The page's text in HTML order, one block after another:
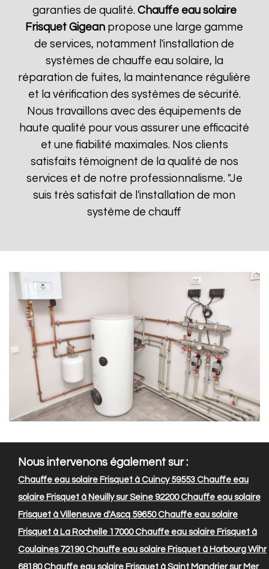
garanties de qualité. Chauffe eau solaire
Frisquet Gigean propose une large gamme
de services, notamment l'installation de
systèmes de chauffe eau solaire, la
réparation de fuites, la maintenance régulière
et la vérification des systèmes de sécurité.
Nous travaillons avec des équipements de
haute qualité pour vous assurer une efficacité
et une fiabilité maximales. Nos clients
satisfaits témoignent de la qualité de nos
services et de notre professionnalisme. "Je
suis très satisfait de l'installation de mon
système de chauff
Nous intervenons également sur :
Chauffe eau solaire Frisquet à Cuincy 59553 Chauffe eau
solaire Frisquet à Neuilly sur Seine 92200Chauffe eau solaire
Frisquet à Villeneuve d'Ascq 59650Chauffe eau solaire
Frisquet à La Rochelle 17000Chauffe eau solaire Frisquet à
Coulaines 72190Chauffe eau solaire Frisquet à Horbourg Wihr
68180Chauffe eau solaire Frisquet à Saint Mandrier sur Mer